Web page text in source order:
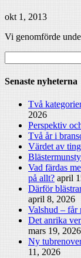
okt 1, 2013
Vi genomförde
efter:
Senaste nyheterna
Två
2026
Perspektiv
Två år i
Värdet av
Vad färdas
på allt? april
Därför
april 8, 2026
Valshud – får
Det anrika
mars 19, 2026
Ny
11, 2026